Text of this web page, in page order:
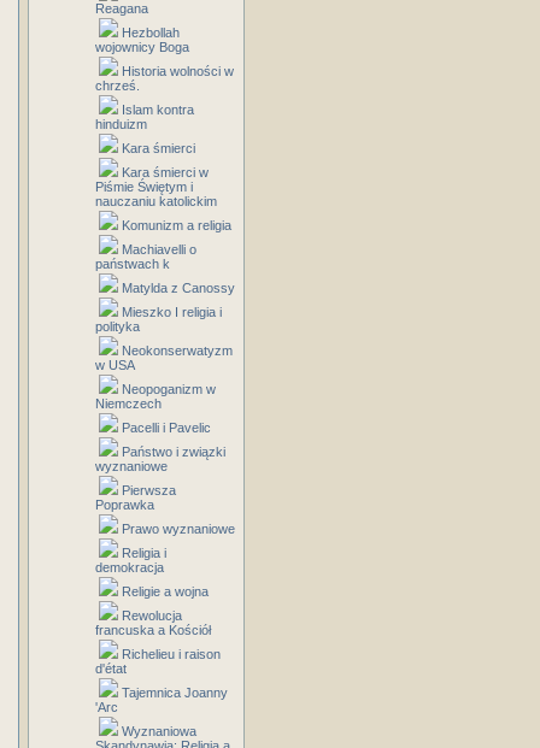
Reagana
Hezbollah
wojownicy Boga
Historia wolności w
chrześ.
Islam kontra
hinduizm
Kara śmierci
Kara śmierci w
Piśmie Świętym i
nauczaniu katolickim
Komunizm a religia
Machiavelli o
państwach k
Matylda z Canossy
Mieszko I religia i
polityka
Neokonserwatyzm
w USA
Neopoganizm w
Niemczech
Pacelli i Pavelic
Państwo i związki
wyznaniowe
Pierwsza
Poprawka
Prawo wyznaniowe
Religia i
demokracja
Religie a wojna
Rewolucja
francuska a Kościół
Richelieu i raison
d'état
Tajemnica Joanny
'Arc
Wyznaniowa